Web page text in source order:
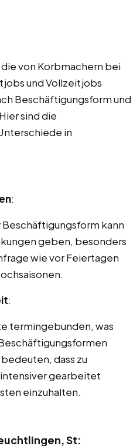
von Korbmachern bei
und Vollzeitjobs
Beschäftigungsform und
sind die
in
:
kann
geben, besonders
wie vor Feiertagen
:
termingebunden, was
dass zu
gearbeitet
einzuhalten.
St: